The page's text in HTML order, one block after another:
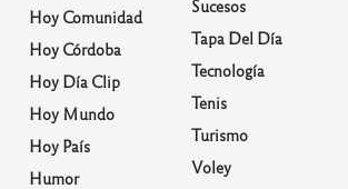
Hoy Comunidad
Hoy Córdoba
Hoy Día Clip
Hoy Mundo
Hoy País
Humor
Sucesos
Tapa Del Día
Tecnología
Tenis
Turismo
Voley